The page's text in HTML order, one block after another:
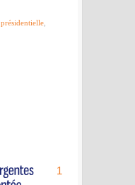
présidentielle
1